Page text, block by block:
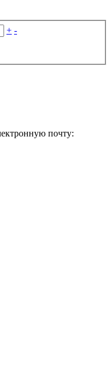
+ -
почту: